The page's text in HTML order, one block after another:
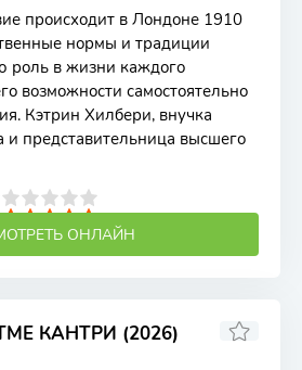
происходит в Лондоне 1910
нормы и традиции
в жизни каждого
возможности самостоятельно
Кэтрин Хилбери, внучка
и представительница высшего
ОНЛАЙН
КАНТРИ (2026)
6.6